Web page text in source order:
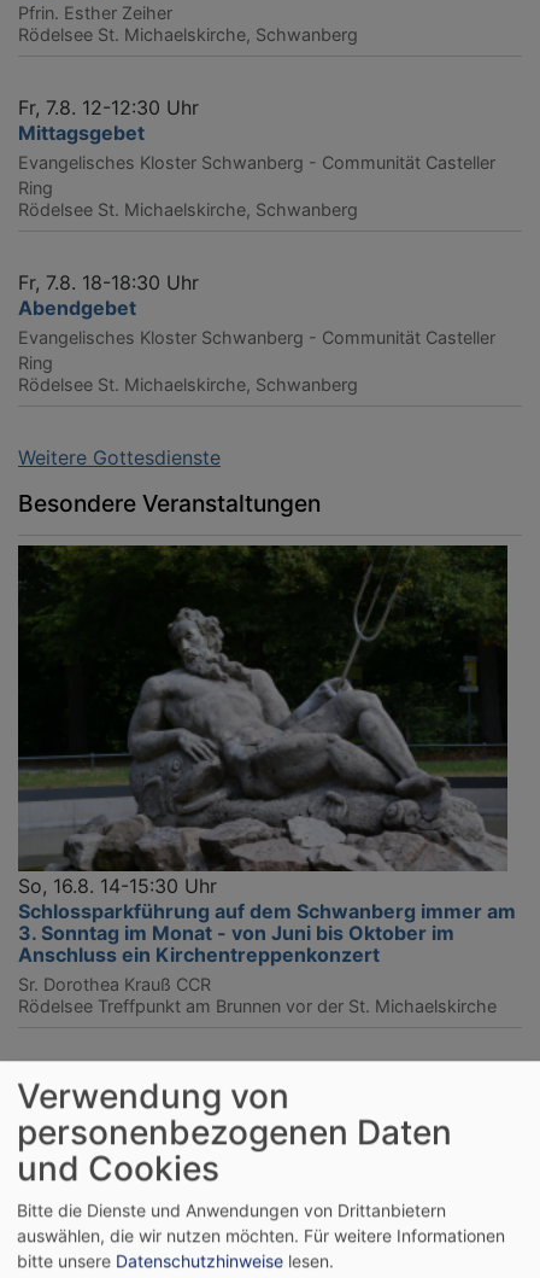
Pfrin. Esther Zeiher
Rödelsee St. Michaelskirche, Schwanberg
Fr, 7.8. 12-12:30 Uhr
Mittagsgebet
Evangelisches Kloster Schwanberg - Communität Casteller
Ring
Rödelsee St. Michaelskirche, Schwanberg
Fr, 7.8. 18-18:30 Uhr
Abendgebet
Evangelisches Kloster Schwanberg - Communität Casteller
Ring
Rödelsee St. Michaelskirche, Schwanberg
Weitere Gottesdienste
Besondere Veranstaltungen
So, 16.8. 14-15:30 Uhr
Schlossparkführung auf dem Schwanberg immer am
3. Sonntag im Monat - von Juni bis Oktober im
Anschluss ein Kirchentreppenkonzert
Sr. Dorothea Krauß CCR
Rödelsee Treffpunkt am Brunnen vor der St. Michaelskirche
Verwendung von
personenbezogenen Daten
und Cookies
Bitte die Dienste und Anwendungen von Drittanbietern
auswählen, die wir nutzen möchten. Für weitere Informationen
bitte unsere Datenschutzhinweise lesen.